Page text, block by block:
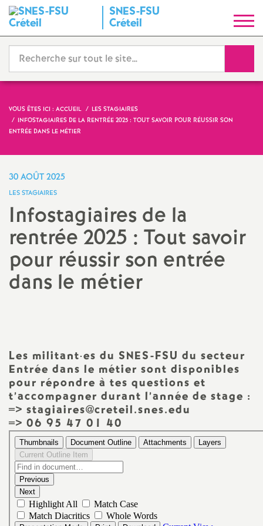
SNES-FSU
Créteil
y
n
d
t
N
i
o
n
a
VOUS ÊTES ICI : ACCUEIL
LES STAGIAIRES
INFOSTAGIAIRES DE LA RENTRÉE 2025 : TOUT SAVOIR POUR RÉUSSIR SON
ENTRÉE DANS LE MÉTIER
30 AOÛT 2025
LES STAGIAIRES
Infostagiaires de la
rentrée 2025 : Tout savoir
pour réussir son entrée
dans le métier
Les militant·es du SNES-FSU du secteur
Entrée dans le métier sont disponibles
pour répondre à tes questions et
t’accompagner durant l’année de stage :
=> stagiaires@creteil.snes.edu
=> 06 95 47 01 40